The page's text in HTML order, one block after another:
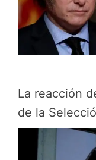
La reacción
de la